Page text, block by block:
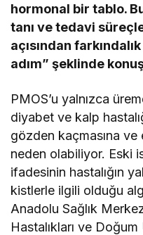
hormonal bir tablo.
tanı ve tedavi
açısından
adım” şeklinde
PMOS’u yalnızca
diyabet ve kalp
gözden kaçmasına
neden olabiliyor. Eski
ifadesinin hastalığın
kistlerle ilgili olduğu
Anadolu Sağlık
Hastalıkları ve